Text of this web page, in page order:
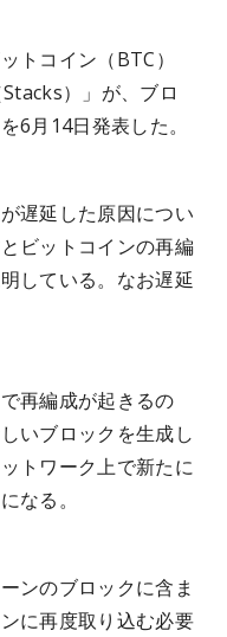
トコイン（BTC）
）」が、ブロ
6月14日発表した。
遅延した原因につい
ビットコインの再編
している。なお遅延
再編成が起きるの
いブロックを生成し
トワーク上で新たに
なる。
ンのブロックに含ま
に再度取り込む必要